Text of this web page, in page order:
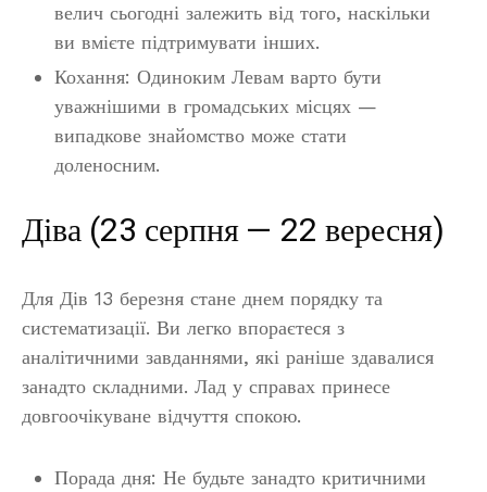
велич сьогодні залежить від того, наскільки
ви вмієте підтримувати інших.
Кохання: Одиноким Левам варто бути
уважнішими в громадських місцях —
випадкове знайомство може стати
доленосним.
Діва (23 серпня — 22 вересня)
Для Дів 13 березня стане днем порядку та
систематизації. Ви легко впораєтеся з
аналітичними завданнями, які раніше здавалися
занадто складними. Лад у справах принесе
довгоочікуване відчуття спокою.
Порада дня: Не будьте занадто критичними